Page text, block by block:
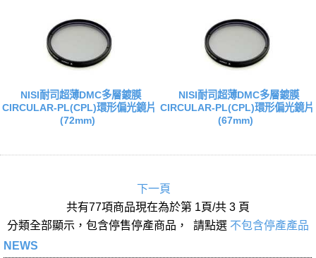
NISI耐司超薄DMC多層鍍膜
CIRCULAR-PL(CPL)環形偏光鏡片
(72mm)
NISI耐司超薄DMC多層鍍膜
CIRCULAR-PL(CPL)環形偏光鏡片
(67mm)
下一頁
共有77項商品現在為於第 1頁/共 3 頁
分類全部顯示，包含停售停產商品， 請點選 不包含停產產品
NEWS